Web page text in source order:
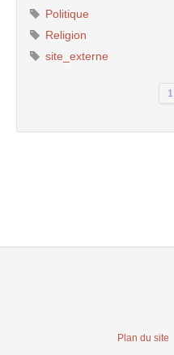
Politique
Religion
site_externe
1
Plan du site